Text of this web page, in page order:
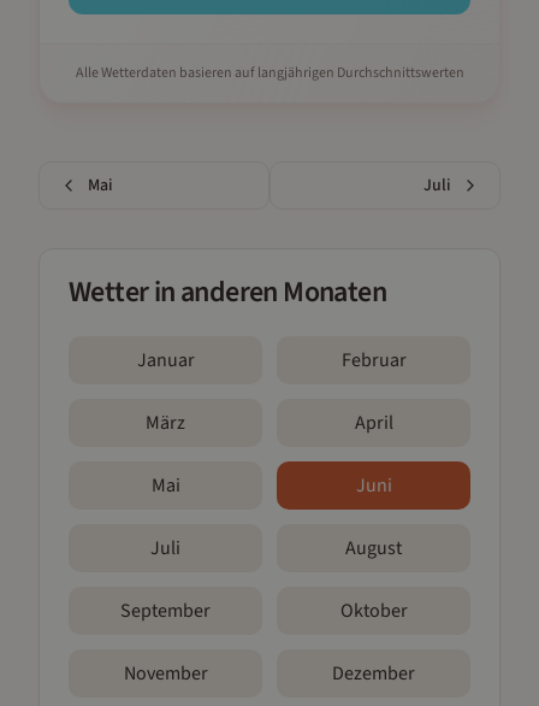
Alle Wetterdaten basieren auf langjährigen Durchschnittswerten
Mai Juli
Wetter in anderen Monaten
Januar Februar
März April
Mai Juni
Juli August
September Oktober
November Dezember